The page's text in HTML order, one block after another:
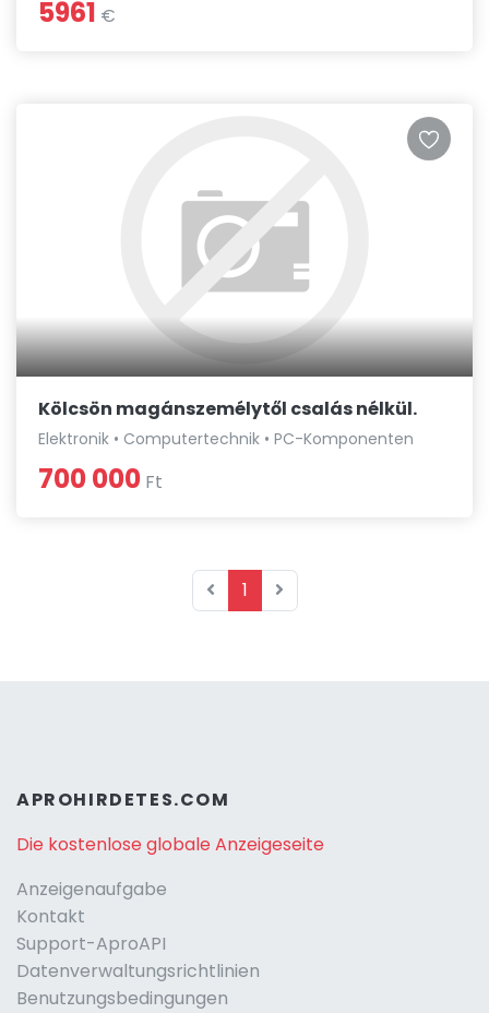
5961 €
Kölcsön magánszemélytől csalás nélkül.
Elektronik • Computertechnik • PC-Komponenten
700 000 Ft
1
APROHIRDETES.COM
Die kostenlose globale Anzeigeseite
Anzeigenaufgabe
Kontakt
Support-AproAPI
Datenverwaltungsrichtlinien
Benutzungsbedingungen